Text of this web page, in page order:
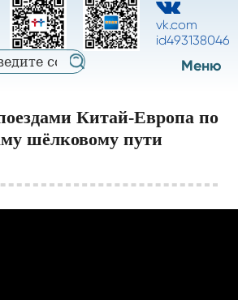
中
文
русский
中
文
vk.com
id493138046
Меню
Китай-Европа по
шёлковому пути